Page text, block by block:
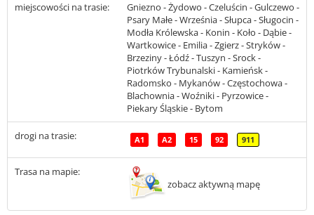
miejscowości na trasie:
Gniezno - Żydowo - Czeluścin - Gulczewo -
Psary Małe - Września - Słupca - Sługocin -
Modła Królewska - Konin - Koło - Dąbie -
Wartkowice - Emilia - Zgierz - Stryków -
Brzeziny - Łódź - Tuszyn - Srock -
Piotrków Trybunalski - Kamieńsk -
Radomsko - Mykanów - Częstochowa -
Blachownia - Woźniki - Pyrzowice -
Piekary Śląskie - Bytom
drogi na trasie: A1 A2 15 92 911
Trasa na mapie:
zobacz aktywną mapę